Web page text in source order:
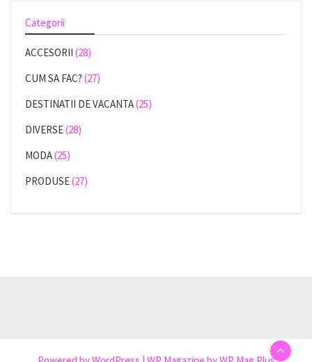
Categorii
ACCESORII (28)
CUM SA FAC? (27)
DESTINATII DE VACANTA(25)
DIVERSE(28)
MODA(25)
PRODUSE(27)